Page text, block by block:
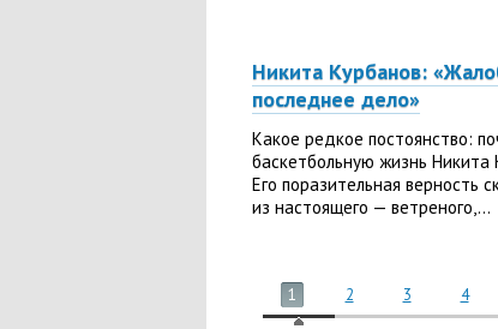
Никита Курбанов:
последнее дело»
Какое редкое постоянство:
баскетбольную жизнь Никита
Его поразительная верность
из настоящего — ветреного,...
1 2 3 4